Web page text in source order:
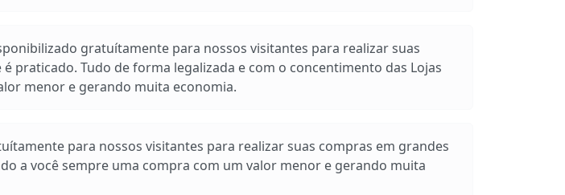
gratuítamente para nossos visitantes para realizar suas
praticado. Tudo de forma legalizada e com o concentimento das Lojas
menor e gerando muita economia.
para nossos visitantes para realizar suas compras em grandes
a você sempre uma compra com um valor menor e gerando muita